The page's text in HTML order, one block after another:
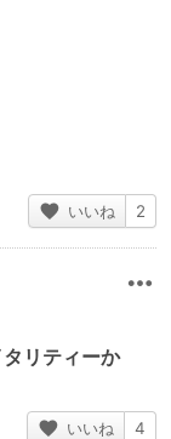
いいね 2
リティーか
いいね 4